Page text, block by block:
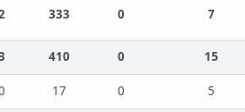
333 0 7
410 0
15
17 0
5